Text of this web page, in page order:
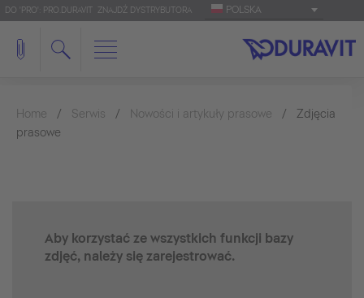
DO 'PRO': PRO.DURAVIT ZNAJDŹ DYSTRYBUTORA POLSKA
Home Serwis Nowości i artykuły prasowe
Zdjęcia
prasowe
Aby korzystać ze wszystkich funkcji bazy
zdjęć, należy się zarejestrować.